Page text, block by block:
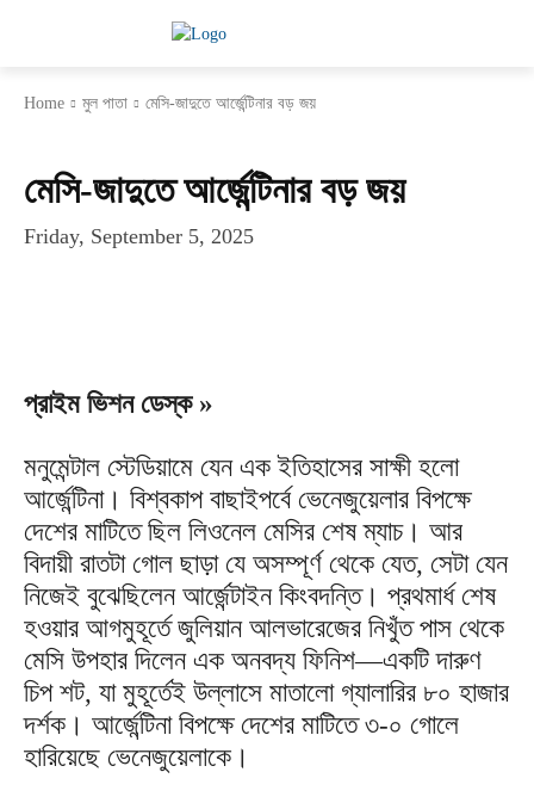
Home মুল পাতা
মেসি-জাদুতে আর্জেন্টিনার বড় জয়
মেসি-জাদুতে আর্জেন্টিনার বড় জয়
Friday, September 5, 2025
প্রাইম ভিশন ডেস্ক »
মনুমেন্টাল স্টেডিয়ামে যেন এক ইতিহাসের সাক্ষী হলো
আর্জেন্টিনা। বিশ্বকাপ বাছাইপর্বে ভেনেজুয়েলার বিপক্ষে
দেশের মাটিতে ছিল লিওনেল মেসির শেষ ম্যাচ। আর
বিদায়ী রাতটা গোল ছাড়া যে অসম্পূর্ণ থেকে যেত, সেটা যেন
নিজেই বুঝেছিলেন আর্জেন্টাইন কিংবদন্তি। প্রথমার্ধ শেষ
হওয়ার আগমুহূর্তে জুলিয়ান আলভারেজের নিখুঁত পাস থেকে
মেসি উপহার দিলেন এক অনবদ্য ফিনিশ—একটি দারুণ
চিপ শট, যা মুহূর্তেই উল্লাসে মাতালো গ্যালারির ৮০ হাজার
দর্শক। আর্জেন্টিনা বিপক্ষে দেশের মাটিতে ৩-০ গোলে
হারিয়েছে ভেনেজুয়েলাকে।